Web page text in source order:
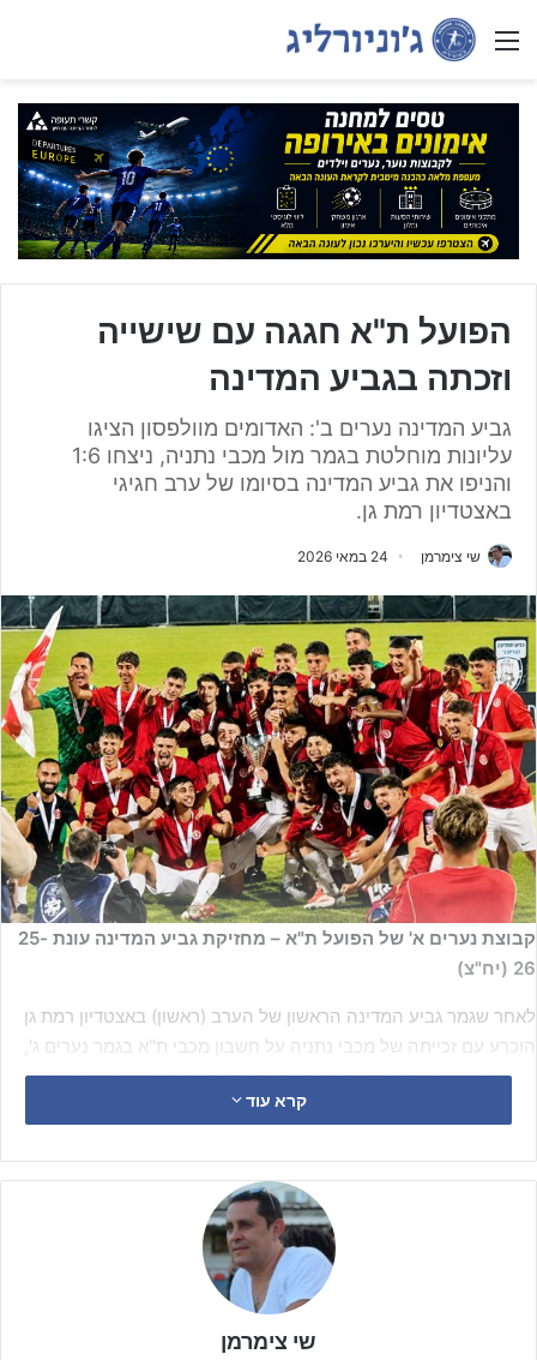
Menu
הפועל ת"א חגגה עם שישייה
וזכתה בגביע המדינה
גביע המדינה נערים ב': האדומים מוולפסון הציגו
עליונות מוחלטת בגמר מול מכבי נתניה, ניצחו 1:6
והניפו את גביע המדינה בסיומו של ערב חגיגי
באצטדיון רמת גן.
שי צימרמן 24 במאי 2026
קבוצת נערים א' של הפועל ת"א – מחזיקת גביע המדינה עונת 25-
26 (יח"צ)
לאחר שגמר גביע המדינה הראשון של הערב (ראשון) באצטדיון רמת גן
הוכרע עם זכייתה של מכבי נתניה על חשבון מכבי ת"א בגמר נערים ג',
הבמה הייתה מוכנה לגמר השני של הערב, בו שוב עלתהמכבי נתניה
הפועל ת"א. עבור מחלקת הנוער של היהלומים
כשמנגד עמדה אחת מנציגות הפלייאוף העליון הבולטות בליגת העל
לנערים ב', לקרב מסקרן נוסף על התואר.
שתי הקבוצות כבר נפגשו אשתקד במעמד חצי גמר גביע המדינה לנערים
ג', אז הייתה זו הפועל ת"א שניצחה 1:3 משערים של יותם כליפה, איתי
פוטרמן ואדיסו אלמו. מנגד, ירין אבוחצירה כבש לזכות מכבי נתניה.
בהמשך, האדומים נעצרו בגמר לאחר הפסד למכבי חיפה.
קרא עוד
שי צימרמן